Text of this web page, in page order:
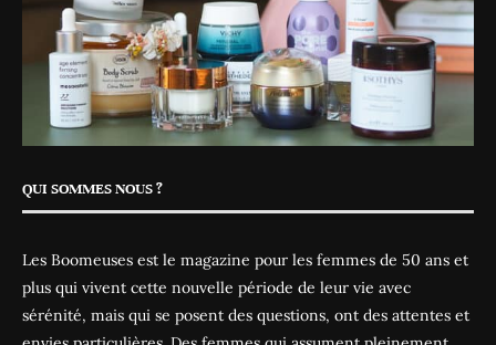
QUI SOMMES NOUS ?
Les Boomeuses est le magazine pour les femmes de 50 ans et
plus qui vivent cette nouvelle période de leur vie avec
sérénité, mais qui se posent des questions, ont des attentes et